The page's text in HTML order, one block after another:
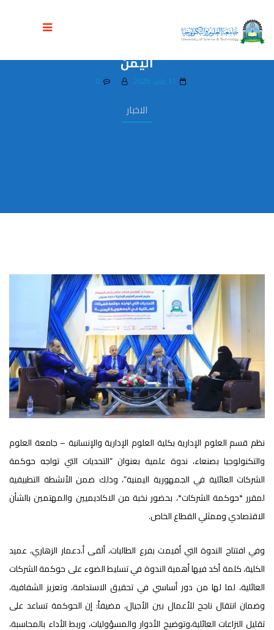
الاخبار
ندوة علمية بجامعة العلوم والتكنولوجيا
تناقش تحديات حوكمة الشركات العائلية في
اليمن
0
نظم قسم العلوم الإدارية بكلية العلوم الإدارية والإنسانية – جامعة العلوم
والتكنولوجيا بصنعاء، ندوة علمية بعنوان “التحديات التي تواجه حوكمة
الشركات العائلية في الجمهورية اليمنية”، وذلك ضمن الأنشطة التطبيقية
لمقرر *حوكمة الشركات*، بحضور نخبة من الاكاديميين والمهتمين بالشأن
الاقتصادي وممثلي القطاع الخاص.
وفي افتتاح الندوة التي أقيمت بفرع الطالبات، ألقى أ.دعمار الزهاري، عميد
الكلية، كلمة أكد فيها أهمية الندوة في تسليط الضوء على حوكمة الشركات
العائلية، لما لها من دور أساسي في تحقيق الاستدامة، وتعزيز الشفافية،
وضمان انتقال ناجح للأعمال بين الأجيال، مضيفاً: إن الحوكمة تساعد على
تقليل النزاعات العائلية،وتوضيح الأدوار والمسؤوليات، وربط الأداء بالمحاسبة،